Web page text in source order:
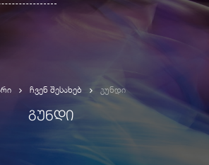
ჩვენ შესახებ გუნდი
ᲒᲣᲜᲓᲘ